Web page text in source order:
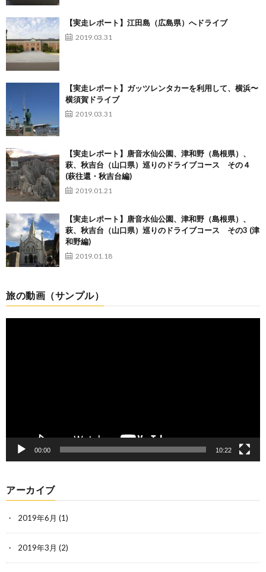
【実走レポート】江田島（広島県）へドライブ
2019.03.31
【実走レポート】ガッツレンタカーを利用して、横浜〜
横須賀ドライブ
2019.03.31
【実走レポート】唐音水仙公園、津和野（島根県）、
萩、秋吉台（山口県）巡りのドライブコース その４
(萩往還・秋吉台編)
2019.01.21
【実走レポート】唐音水仙公園、津和野（島根県）、
萩、秋吉台（山口県）巡りのドライブコース その3 (津
和野編)
2019.01.18
旅の動画（サンプル）
動
00:00 10:22
アーカイブ
2019年6月 (1)
2019年3月 (2)